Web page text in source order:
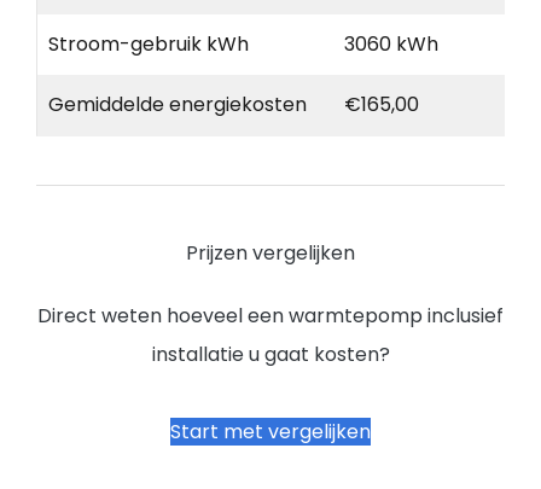
Stroom-gebruik kWh 3060 kWh
Gemiddelde energiekosten €165,00
Prijzen vergelijken
Direct weten hoeveel een warmtepomp inclusief
installatie u gaat kosten?
Start met vergelijken